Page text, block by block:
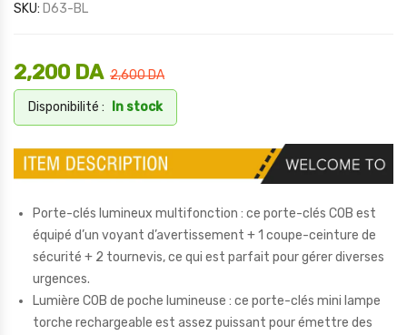
SKU: D63-BL
2,600DA
2,200 DA
Disponibilité : In stock
Porte-clés lumineux multifonction : ce porte-clés COB est
équipé d’un voyant d’avertissement + 1 coupe-ceinture de
sécurité + 2 tournevis, ce qui est parfait pour gérer diverses
urgences.
Lumière COB de poche lumineuse : ce porte-clés mini lampe
torche rechargeable est assez puissant pour émettre des